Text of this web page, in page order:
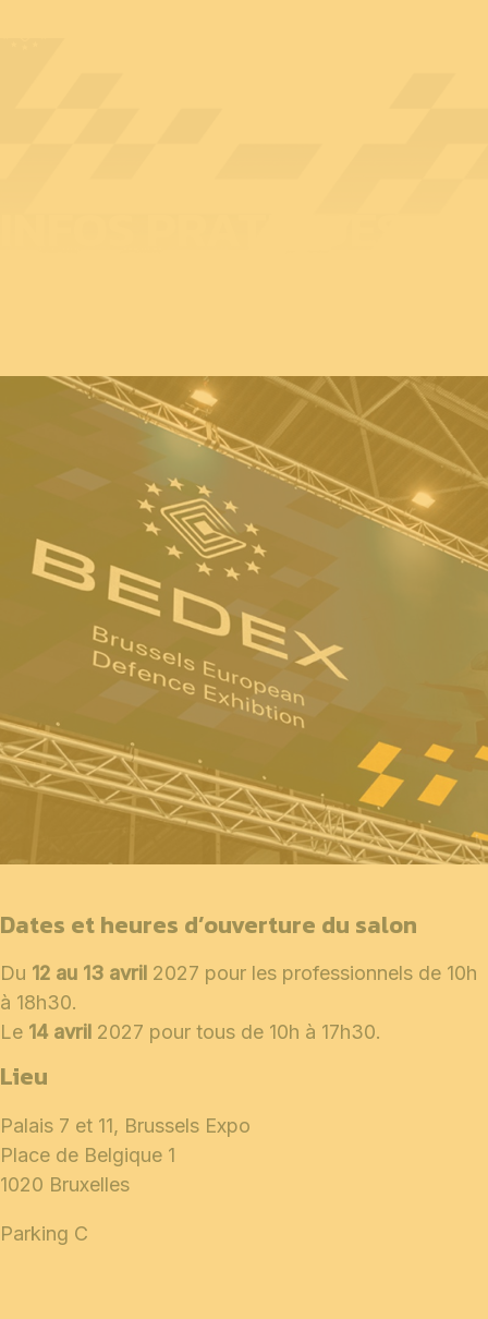
Dates et heures d’ouverture du salon
Du 12 au 13 avril 2027 pour les professionnels de 10h
à 18h30.
Le 14 avril 2027 pour tous de 10h à 17h30.
Lieu
Palais 7 et 11, Brussels Expo
Place de Belgique 1
1020 Bruxelles
Parking C